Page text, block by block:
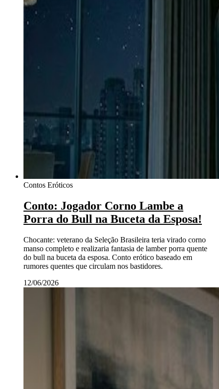
Contos Eróticos
Conto: Jogador Corno Lambe a
Porra do Bull na Buceta da Esposa!
Chocante: veterano da Seleção Brasileira teria virado corno
manso completo e realizaria fantasia de lamber porra quente
do bull na buceta da esposa. Conto erótico baseado em
rumores quentes que circulam nos bastidores.
12/06/2026